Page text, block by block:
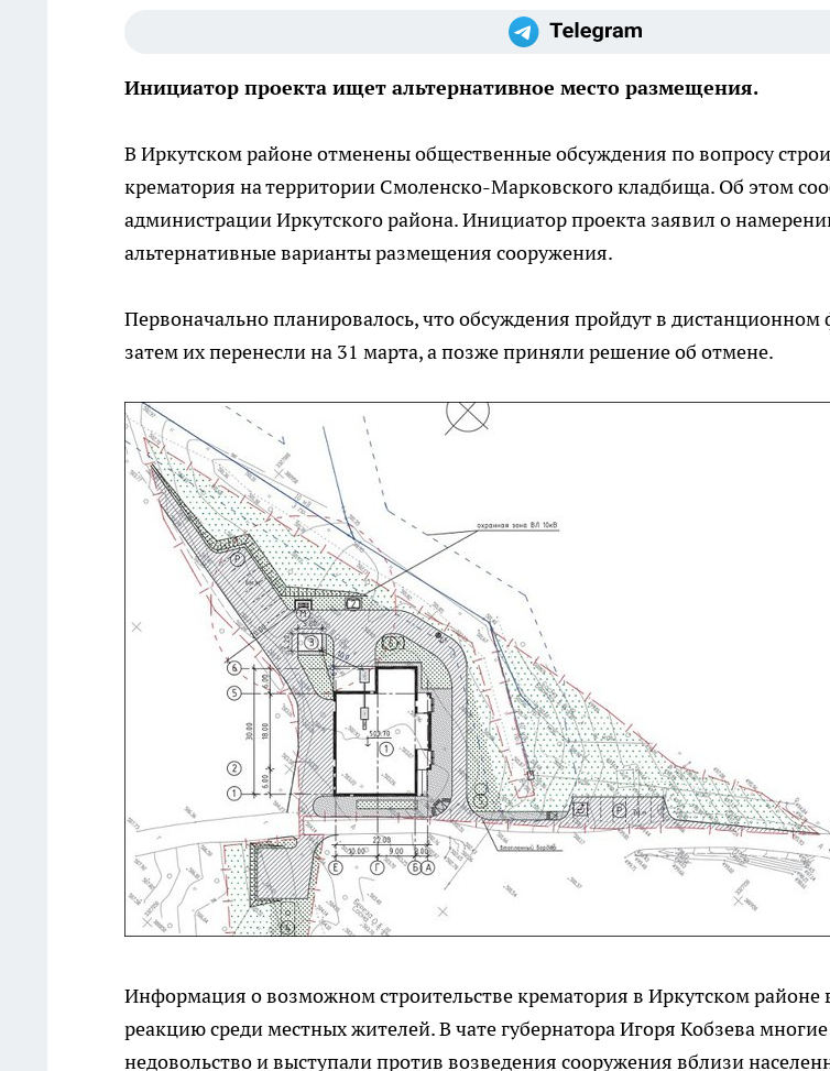
Инициатор проекта ищет альтернативное место размещения.
В Иркутском районе отменены общественные обсуждения по вопросу
крематория на территории Смоленско-Марковского кладбища. Об этом
администрации Иркутского района. Инициатор проекта заявил о
альтернативные варианты размещения сооружения.
Первоначально планировалось, что обсуждения пройдут в дистанционном
затем их перенесли на 31 марта, а позже приняли решение об отмене.
Информация о возможном строительстве крематория в Иркутском районе
реакцию среди местных жителей. В чате губернатора Игоря Кобзева
недовольство и выступали против возведения сооружения вблизи